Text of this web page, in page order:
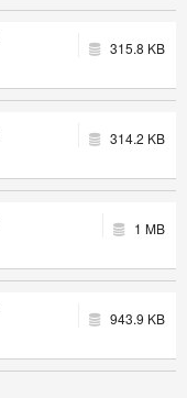
315.8 KB
314.2 KB
1 MB
943.9 KB